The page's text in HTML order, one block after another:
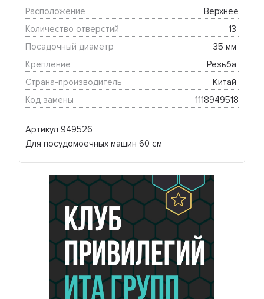
Артикул 949526
Для посудомоечных машин 60 см
Расположение
Верхнее
Количество отверстий
13
Посадочный диаметр
35 мм
Крепление
Резьба
Страна-производитель
Китай
Код замены
1118949518